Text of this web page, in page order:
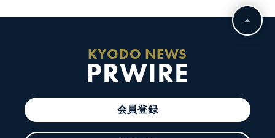
KYODO NEWS
PRWIRE
会員登録